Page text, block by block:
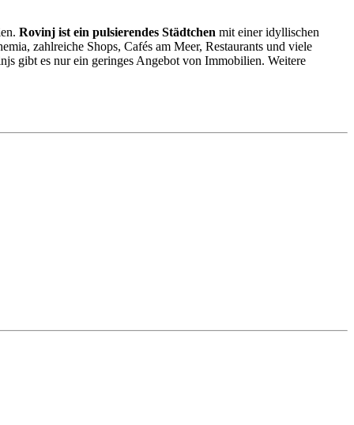
Rovinj ist ein pulsierendes Städtchen mit einer idyllischen
zahlreiche Shops, Cafés am Meer, Restaurants und viele
gibt es nur ein geringes Angebot von Immobilien. Weitere